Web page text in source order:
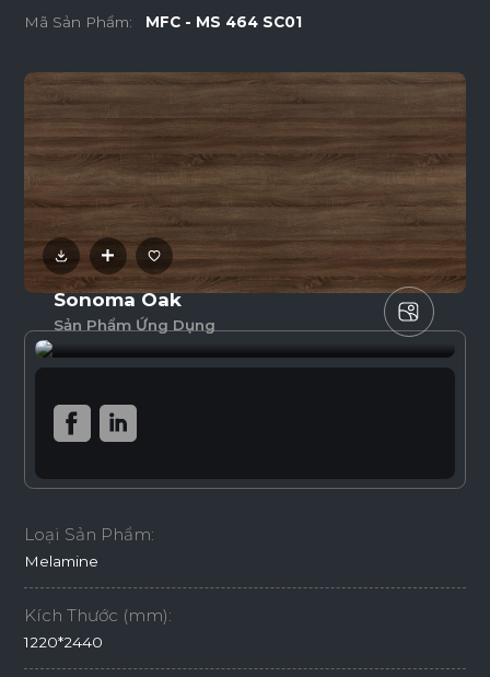
Mã Sản Phẩm: MFC - MS 464 SC01
Sonoma Oak
Sản Phẩm Ứng Dụng
Loại Sản Phẩm:
Melamine
Kích Thước (mm):
1220*2440